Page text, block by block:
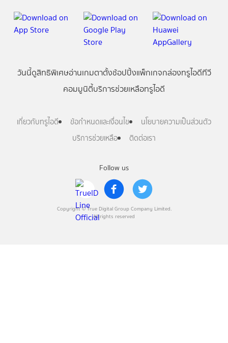
Follow us
Copyright © True Digital Group Company Limited.
All rights reserved
วันนี้ดูสิทธิพิเศษอ่านเกมตาตั้งช้อปปิ้งแพ็กเกจกล่องทรูไอดีทีวี
คอมมูนิตี้บริการช่วยเหลือทรูไอดี
เกี่ยวกับทรูไอดี ข้อกำหนดและเงื่อนไข
นโยบายความเป็นส่วนตัว
บริการช่วยเหลือ
ติดต่อเรา